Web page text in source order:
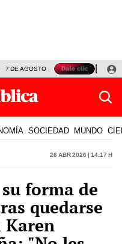
7 DE AGOSTO TINKA RESULTADOS
SOCIEDAD MUNDO
26 Abr 2026 | 14:17 h
forma de
quedarse
Karen